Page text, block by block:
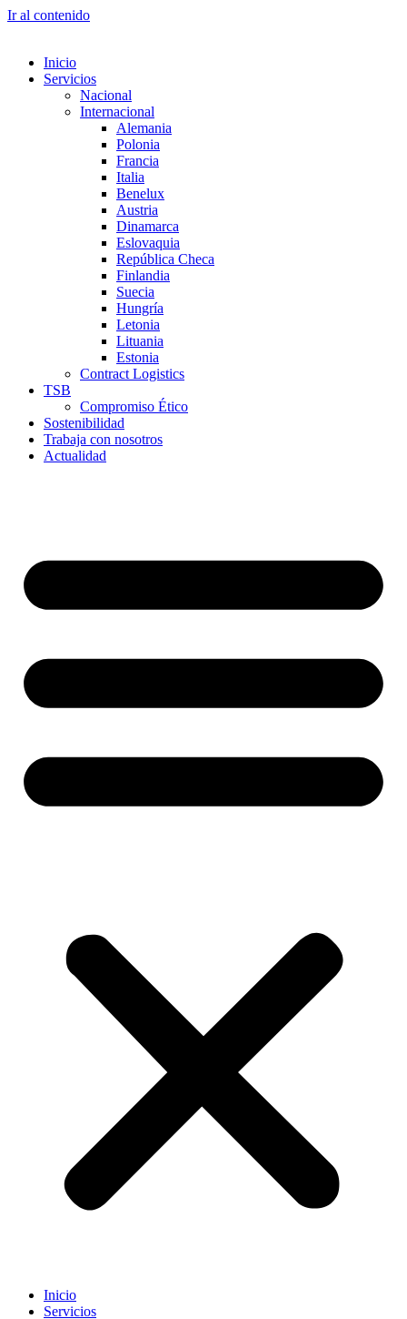
Ir al contenido
Inicio
Servicios
Nacional
Internacional
Alemania
Polonia
Francia
Italia
Benelux
Austria
Dinamarca
Eslovaquia
República Checa
Finlandia
Suecia
Hungría
Letonia
Lituania
Estonia
Contract Logistics
TSB
Compromiso Ético
Sostenibilidad
Trabaja con nosotros
Actualidad
Inicio
Servicios